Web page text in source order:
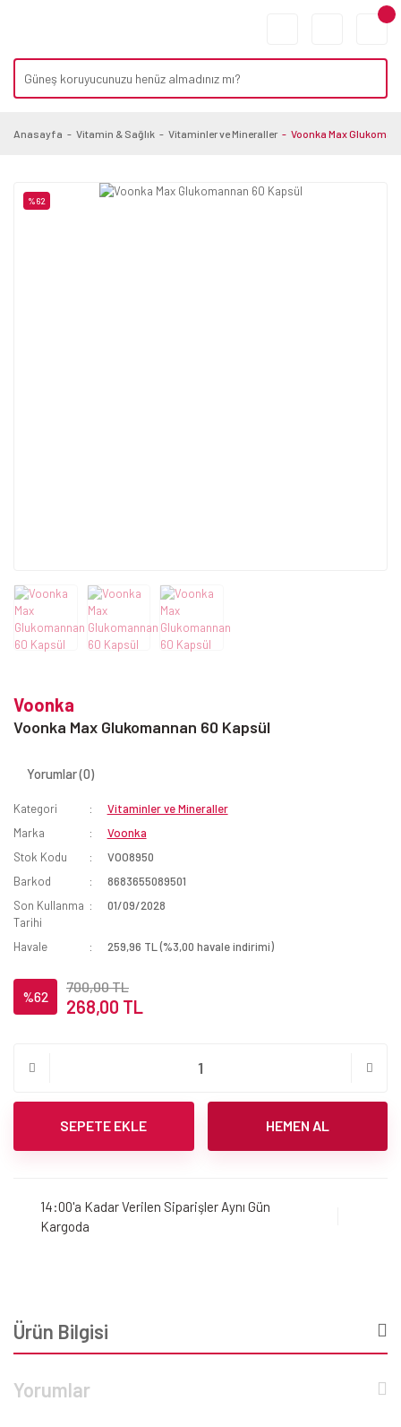
Anasayfa Vitamin & Sağlık Vitaminler ve Mineraller Voonka Max
%62
Voonka
Voonka Max Glukomannan 60 Kapsül
Yorumlar (0)
Kategori
Vitaminler ve Mineraller
Marka
Voonka
Stok Kodu
VOO8950
Barkod
8683655089501
Son Kullanma
Tarihi
01/09/2028
Havale 259,96 TL (%3,00 havale indirimi)
%62
700,00 TL
268,00 TL
SEPETE EKLE HEMEN AL
14:00'a Kadar Verilen Siparişler Aynı Gün
Kargoda
Ürün Bilgisi
Yorumlar